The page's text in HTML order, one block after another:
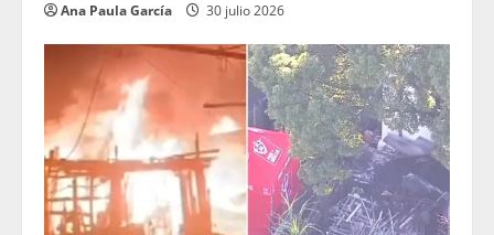
Ana Paula García 30 julio 2026